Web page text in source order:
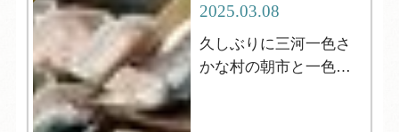
2025.03.08
久しぶりに三河一色さ
かな村の朝市と一色さ